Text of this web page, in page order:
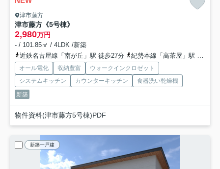
津市藤方
津市藤方《5号棟》
2,980万円
- / 101.85㎡ / 4LDK /新築
近鉄名古屋線「南が丘」駅 徒歩27分
紀勢本線「高茶屋」駅 徒歩31分
オール電化 収納豊富
ウォークインクロゼット
システムキッチン
カウンターキッチン
食器洗い乾燥機
新築
物件資料(津市藤方5号棟)PDF
新築一戸建